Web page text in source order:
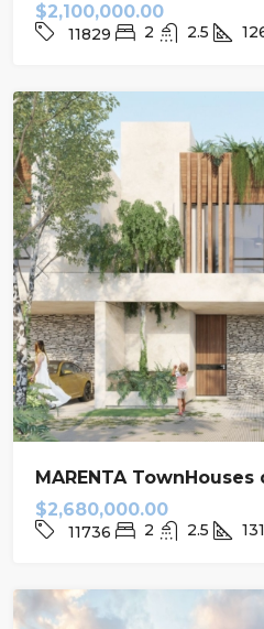
$2,100,000.00
11829 2 2.5
MARENTA
$2,680,000.00
11736 2 2.5